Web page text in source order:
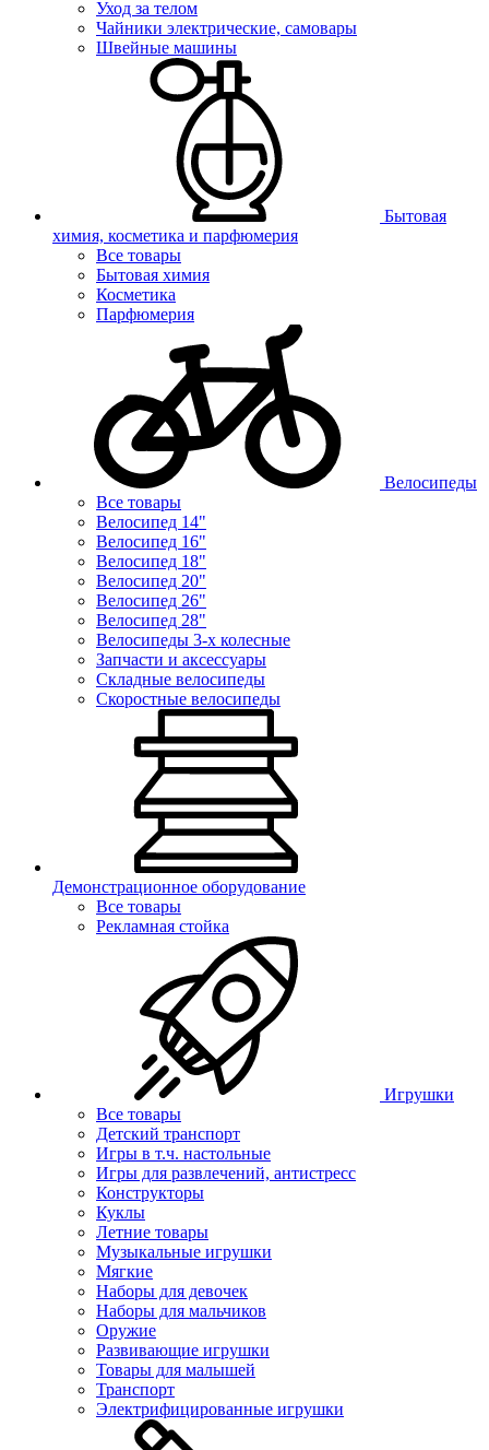
Уход за телом
Чайники электрические, самовары
Швейные машины
Бытовая
химия, косметика и парфюмерия
Все товары
Бытовая химия
Косметика
Парфюмерия
Велосипеды
Все товары
Велосипед 14"
Велосипед 16"
Велосипед 18"
Велосипед 20"
Велосипед 26"
Велосипед 28"
Велосипеды 3-х колесные
Запчасти и аксессуары
Складные велосипеды
Скоростные велосипеды
Демонстрационное оборудование
Все товары
Рекламная стойка
Игрушки
Все товары
Детский транспорт
Игры в т.ч. настольные
Игры для развлечений, антистресс
Конструкторы
Куклы
Летние товары
Музыкальные игрушки
Мягкие
Наборы для девочек
Наборы для мальчиков
Оружие
Развивающие игрушки
Товары для малышей
Транспорт
Электрифицированные игрушки